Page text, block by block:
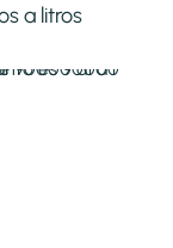
a litros